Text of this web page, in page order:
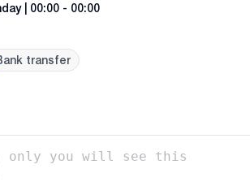
| 00:00 - 00:00
transfer